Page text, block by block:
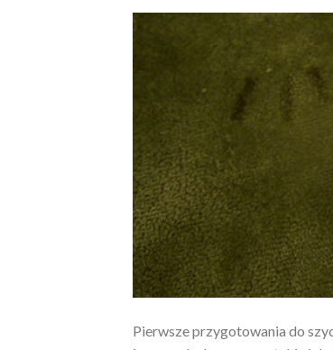
Pierwsze przygotowania do